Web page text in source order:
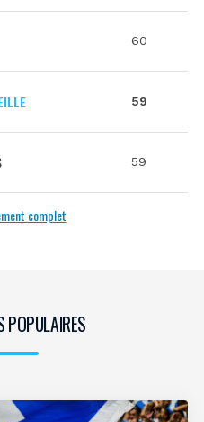
60
59
59
complet
POPULAIRES